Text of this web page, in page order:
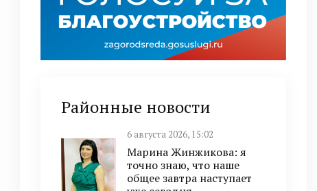
Районные новости
6 августа 2026, 15:02
Марина Жинжикова: я
точно знаю, что наше
общее завтра наступает